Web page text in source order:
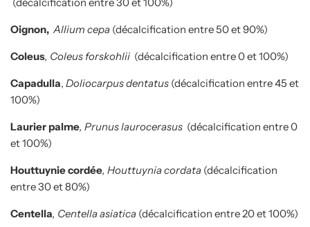
Oignon, Allium cepa (décalcification entre 50 et 90%)
Coleus, Coleus forskohlii (décalcification entre 0 et 100%)
Capadulla, Doliocarpus dentatus (décalcification entre 45 et
100%)
Laurier palme, Prunus laurocerasus (décalcification entre 0
et 100%)
Houttuynie cordée, Houttuynia cordata (décalcification
entre 30 et 80%)
Centella, Centella asiatica (décalcification entre 20 et 100%)